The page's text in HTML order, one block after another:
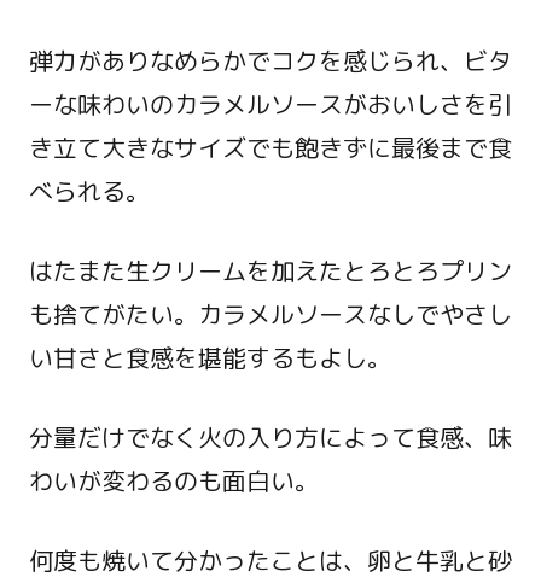
弾力がありなめらかでコクを感じられ、ビタ
ーな味わいのカラメルソースがおいしさを引
き立て大きなサイズでも飽きずに最後まで食
べられる。
はたまた生クリームを加えたとろとろプリン
も捨てがたい。カラメルソースなしでやさし
い甘さと食感を堪能するもよし。
分量だけでなく火の入り方によって食感、味
わいが変わるのも面白い。
何度も焼いて分かったことは、卵と牛乳と砂